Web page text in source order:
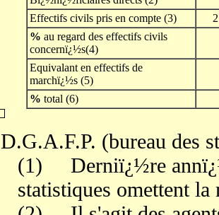
Effectifs civils pris en compte (3)
% au regard des effectifs civils
concernï¿½s(4)
Equivalant en effectifs de
marchï¿½s (5)
% total (6)
D.G.A.F.P. (bureau des
(1)
Derniï¿½re
statistiques omettent